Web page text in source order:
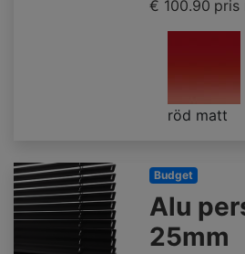
€ 100.90 pris
röd matt
Budget
Alu
25mm